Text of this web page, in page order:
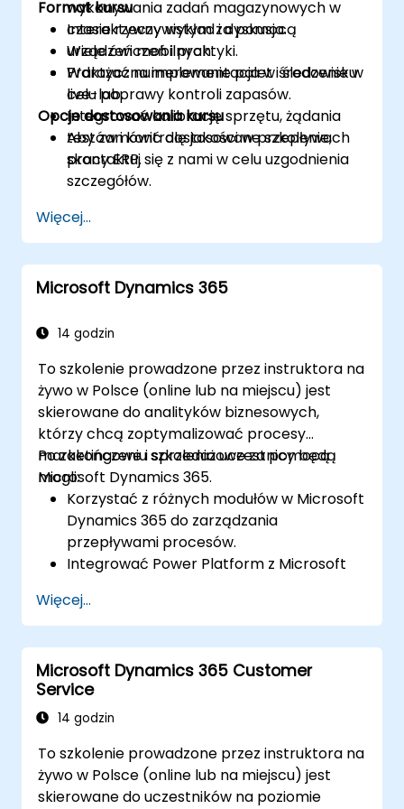
wykonywania zadań magazynowych w
czasie rzeczywistym za pomocą
urządzeń mobilnych.
Wdrażać numerowanie palet i śledzenie w
celu poprawy kontroli zapasów.
Integrować kalibrację sprzętu, żądania
testów i kontrolę jakości w przepływach
pracy ERP.
Format kursu
Interaktywny wykład i dyskusja.
Wiele ćwiczeń i praktyki.
Praktyczna implementacja w środowisku
live-lab.
Opcje dostosowania kursu
Aby zamówić dostosowane szkolenie,
skontaktuj się z nami w celu uzgodnienia
szczegółów.
Więcej...
Microsoft Dynamics 365
14 godzin
To szkolenie prowadzone przez instruktora na
żywo w Polsce (online lub na miejscu) jest
skierowane do analityków biznesowych,
którzy chcą zoptymalizować procesy
marketingowe i sprzedażowe za pomocą
Microsoft Dynamics 365.
Po zakończeniu szkolenia uczestnicy będą
mogli:
Korzystać z różnych modułów w Microsoft
Dynamics 365 do zarządzania
przepływami procesów.
Integrować Power Platform z Microsoft
Strukturyzować różne modele danych,
takie jak rekordy, wykresy segmentowe i
inne.
Automatyzować procesy dzięki integracji
z Microsoft Flow.
Więcej...
Microsoft Dynamics 365 Customer
Service
14 godzin
To szkolenie prowadzone przez instruktora na
żywo w Polsce (online lub na miejscu) jest
skierowane do uczestników na poziomie